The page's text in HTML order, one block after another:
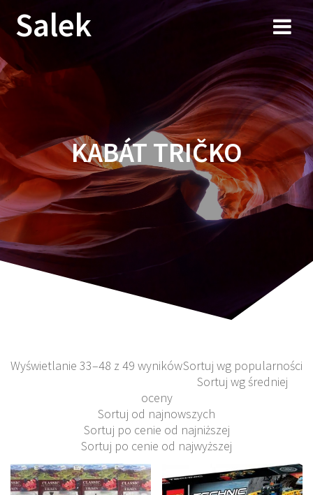
Przejdź
do
Salek
KABÁT TRIČKO
Wyświetlanie 33–48 z 49 wynikówSortuj wg popularności
Sortuj wg średniej
oceny
Sortuj od najnowszych
Sortuj po cenie od najniższej
Sortuj po cenie od najwyższej